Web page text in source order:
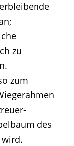
zu
zum
des
wird.